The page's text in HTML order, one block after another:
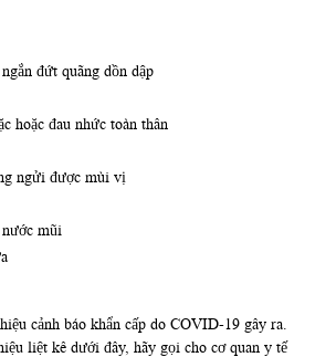
đứt quãng dồn dập
hoặc đau nhức toàn thân
ngửi được mùi vị
nước mũi
cảnh báo khẩn cấp do COVID-19 gây ra.
liệt kê dưới đây, hãy gọi cho cơ quan y tế